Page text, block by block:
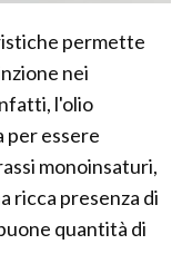
permette
nei
l'olio
per essere
monoinsaturi,
ricca presenza di
quantità di